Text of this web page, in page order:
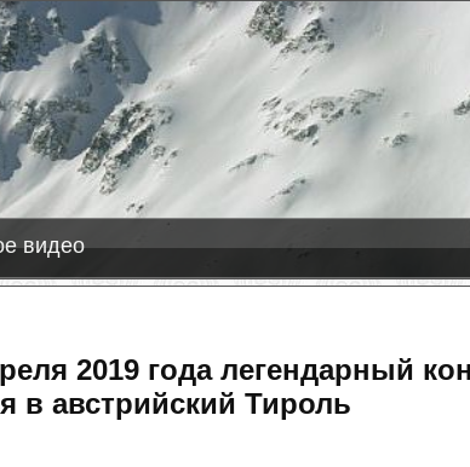
Лас
видео
2019 года легендарный
в австрийский Тироль